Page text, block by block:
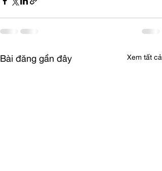
Bài đăng gần đây Xem tất cả